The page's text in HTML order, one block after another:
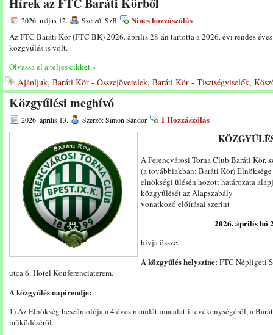
2026. május 12. Szerző: SzB Nincs hozzászólás
Az FTC Baráti Kör (FTC BK) 2026. április 28-án tartotta a 2026. évi rendes
közgyűlés is volt.
Olvassa el a teljes cikket »
Ajánljuk, Baráti Kör - Összejövetelek, Baráti Kör - Tisztségviselők,
Közgyűlési meghívó
2026. április 13. Szerző: Simon Sándor 1 Hozzászólás
A Ferencvárosi Torna Club Baráti Kör,
(a továbbiakban: Baráti Kör)
elnökségi ülésén hozott határozata
közgyűlését az Alapszabály
vonatkozó előírásai szerint
2026. április hó
hívja össze.
A közgyűlés helyszíne: FTC Népligeti
utca 6. Hotel Konferenciaterem.
A közgyűlés napirendje:
1) Az Elnökség beszámolója a 4 éves mandátuma alatti tevékenységéről, a
működéséről.